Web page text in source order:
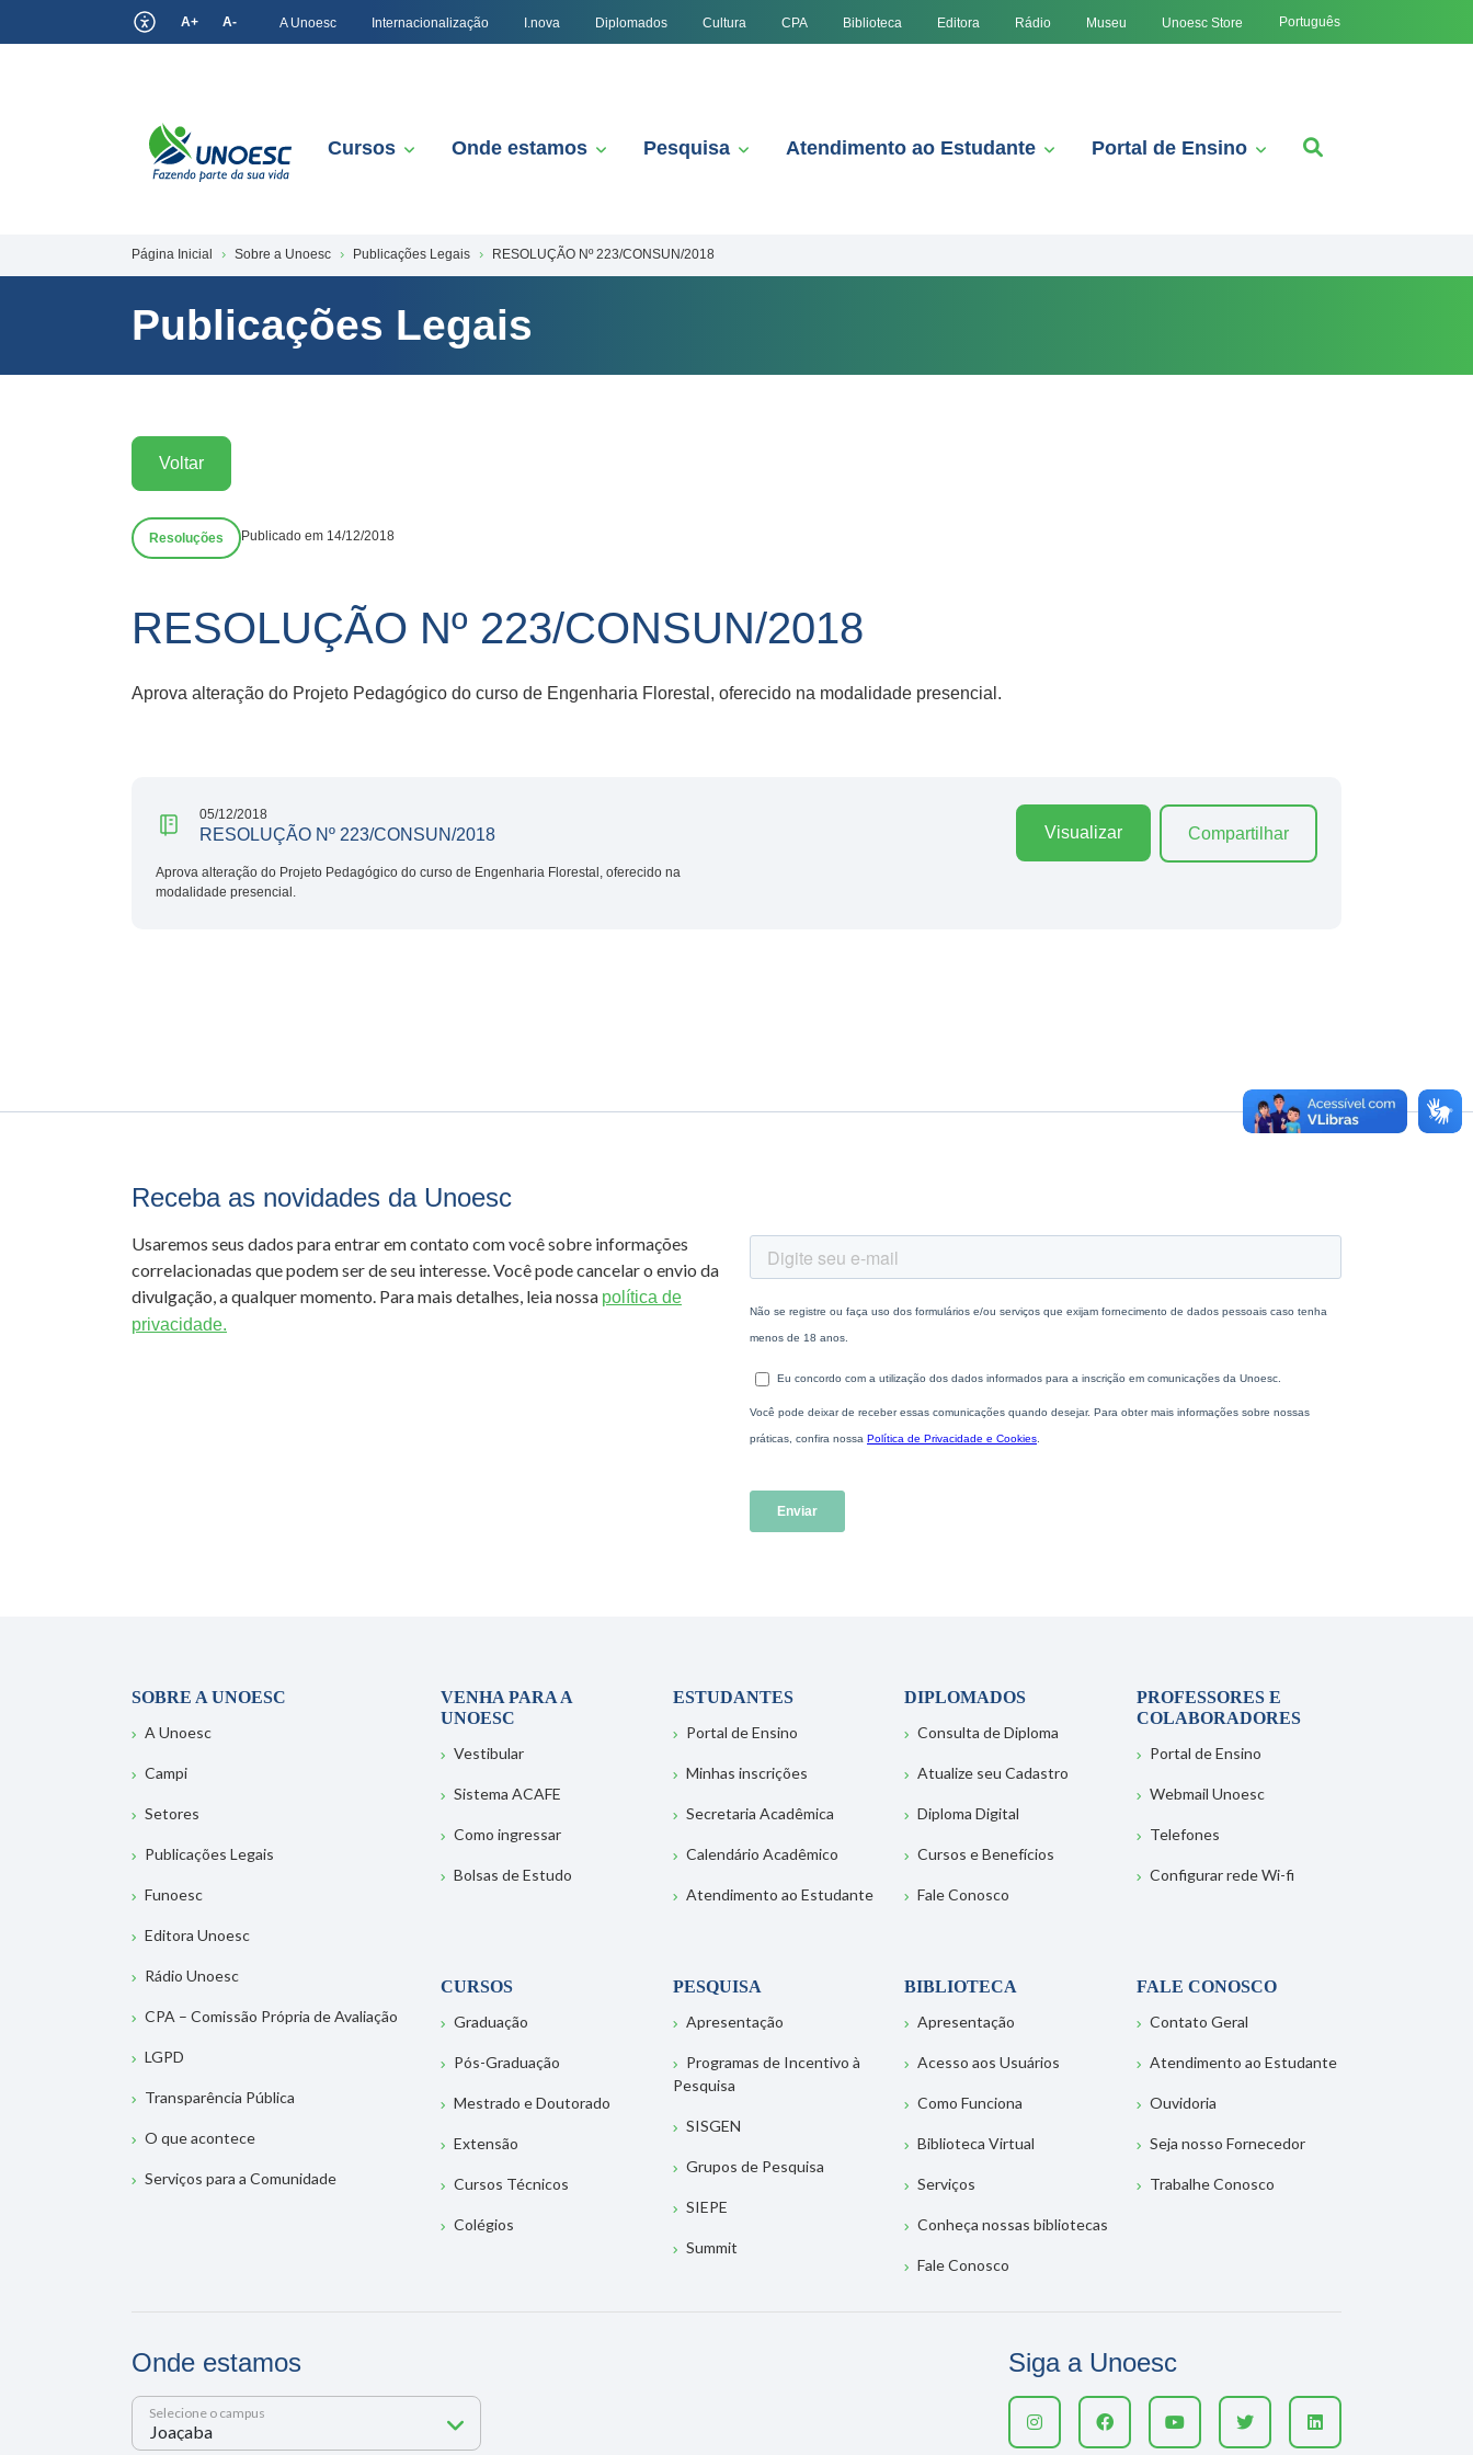
A+ A- A Unoesc Internacionalização I.nova Diplomados Cultura CPA Biblioteca Editora Rádio Museu Unoesc Store Português
Cursos Onde estamos Pesquisa Atendimento ao Estudante Portal de Ensino
Página Inicial Sobre a Unoesc Publicações Legais RESOLUÇÃO Nº 223/CONSUN/2018
Publicações Legais
Voltar
Resoluções Publicado em 14/12/2018
RESOLUÇÃO Nº 223/CONSUN/2018
Aprova alteração do Projeto Pedagógico do curso de Engenharia Florestal, oferecido na modalidade presencial.
05/12/2018
RESOLUÇÃO Nº 223/CONSUN/2018
Aprova alteração do Projeto Pedagógico do curso de Engenharia Florestal, oferecido na
modalidade presencial.
Visualizar Compartilhar
Receba as novidades da Unoesc
Usaremos seus dados para entrar em contato com você sobre informações
correlacionadas que podem ser de seu interesse. Você pode cancelar o envio da
divulgação, a qualquer momento. Para mais detalhes, leia nossa política de
privacidade.
SOBRE A UNOESC
A Unoesc
Campi
Setores
Publicações Legais
Funoesc
Editora Unoesc
Rádio Unoesc
CPA – Comissão Própria de Avaliação
LGPD
Transparência Pública
O que acontece
Serviços para a Comunidade
VENHA PARA A
UNOESC
Vestibular
Sistema ACAFE
Como ingressar
Bolsas de Estudo
ESTUDANTES
Portal de Ensino
Minhas inscrições
Secretaria Acadêmica
Calendário Acadêmico
Atendimento ao Estudante
DIPLOMADOS
Consulta de Diploma
Atualize seu Cadastro
Diploma Digital
Cursos e Benefícios
Fale Conosco
PROFESSORES E
COLABORADORES
Portal de Ensino
Webmail Unoesc
Telefones
Configurar rede Wi-fi
CURSOS
Graduação
Pós-Graduação
Mestrado e Doutorado
Extensão
Cursos Técnicos
Colégios
PESQUISA
Apresentação
Programas de Incentivo à
Pesquisa
SISGEN
Grupos de Pesquisa
SIEPE
Summit
BIBLIOTECA
Apresentação
Acesso aos Usuários
Como Funciona
Biblioteca Virtual
Serviços
Conheça nossas bibliotecas
Fale Conosco
FALE CONOSCO
Contato Geral
Atendimento ao Estudante
Ouvidoria
Seja nosso Fornecedor
Trabalhe Conosco
Onde estamos
Selecione o campus
Siga a Unoesc